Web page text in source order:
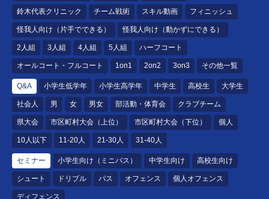
鈴木代表クリニック チーム戦術 スキル動画 フィニッシュ
怪我人向け（片手でできる） 怪我人向け（動かずにできる）
2人組 3人組 4人組 5人組 ハーフコート
オールコート・フルコート 1on1 2on2 3on3 その他一覧
Q&A 小学生低学年 小学生高学年 中学生 高校生 大学生
社会人 男 女 男女 部活動・体育会 クラブチーム
県大会 市区町村大会（上位） 市区町村大会（下位） 個人
10人以下 11-20人 21-30人 31-40人
セミナー 小学生向け（ミニバス） 中学生向け 高校生向け
シュート ドリブル パス オフェンス 個人オフェンス
ディフェンス